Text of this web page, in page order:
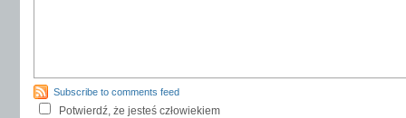
Subscribe to comments feed
Potwierdź, że jesteś człowiekiem